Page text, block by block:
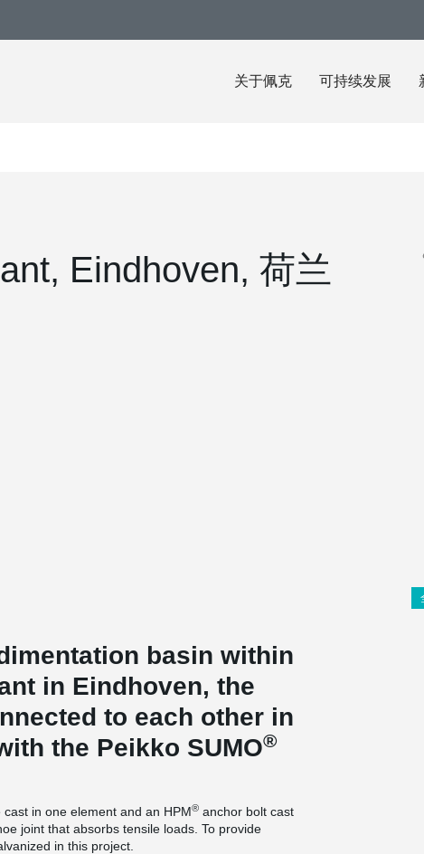
关于佩克 可持续发展
Eindhoven, 荷兰
basin within
in Eindhoven, the
to each other in
the Peikko SUMO®
cast in one element and an HPM® anchor bolt cast
joint that absorbs tensile loads. To provide
in this project.